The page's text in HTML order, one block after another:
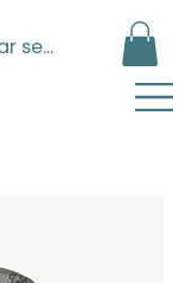
sesión